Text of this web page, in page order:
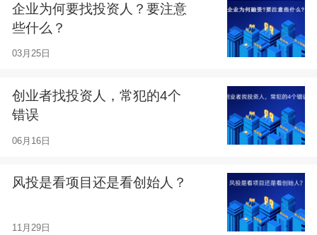
企业为何要找投资人？要注意
些什么？
03月25日
创业者找投资人，常犯的4个
错误
06月16日
风投是看项目还是看创始人？
11月29日